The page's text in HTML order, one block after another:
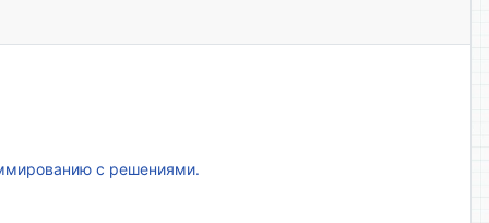
с решениями.